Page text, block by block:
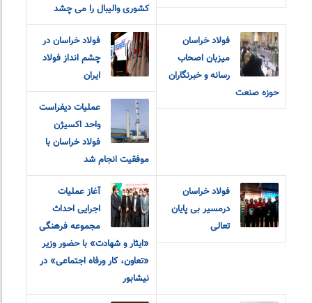
کشوری والیبال را می چشد
فولاد خراسان
میزبان اصحاب
رسانه و خبرنگاران
حوزه صنعت
فولاد خراسان در
چشم انداز فولاد
ایران
عملیات دیفراست
واحد اکسیژن
فولاد خراسان با
موفقیت انجام شد
فولاد خراسان
درمسیر بی پایان
تعالی
آغاز عملیات
اجرایی احداث
مجموعه فرهنگی
«ایثار و شهادت» با حضور وزیر
«تعاون، کار و‌رفاه اجتماعی» در
نیشابور